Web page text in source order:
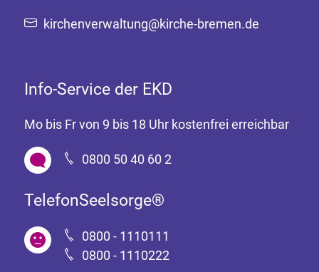
kirchenverwaltung@kirche-bremen.de
Info-Service der EKD
Mo bis Fr von 9 bis 18 Uhr kostenfrei erreichbar
0800 50 40 60 2
TelefonSeelsorge®
0800 - 1110111
0800 - 1110222